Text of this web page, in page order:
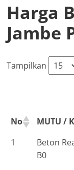
Harga
Jambe
Tampilkan
No MUTU /
1
Beton
B0